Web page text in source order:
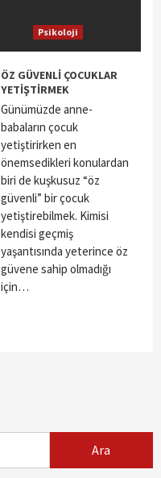
Psikoloji
ÖZ GÜVENLİ ÇOCUKLAR
YETİŞTİRMEK
Günümüzde anne-
babaların çocuk
yetiştirirken en
önemsedikleri konulardan
biri de kuşkusuz “öz
güvenli” bir çocuk
yetiştirebilmek. Kimisi
kendisi geçmiş
yaşantısında yeterince öz
güvene sahip olmadığı
için…